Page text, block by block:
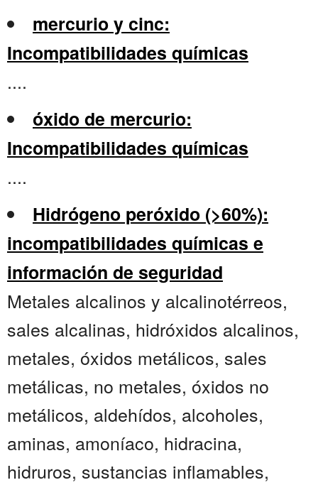
mercurio y cinc:
Incompatibilidades químicas
....
óxido de mercurio:
Incompatibilidades químicas
....
Hidrógeno peróxido (>60%):
incompatibilidades químicas e
información de seguridad
Metales alcalinos y alcalinotérreos,
sales alcalinas, hidróxidos alcalinos,
metales, óxidos metálicos, sales
metálicas, no metales, óxidos no
metálicos, aldehídos, alcoholes,
aminas, amoníaco, hidracina,
hidruros, sustancias inflamables,